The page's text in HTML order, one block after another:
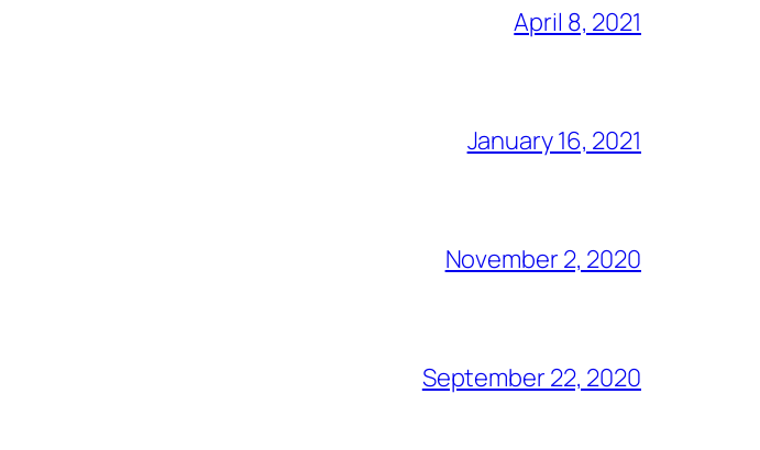
April 8, 2021
January 16, 2021
November 2, 2020
September 22, 2020